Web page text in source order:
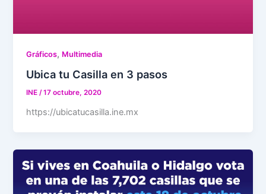
Gráficos, Multimedia
Ubica tu Casilla en 3 pasos
INE/17 octubre, 2020
https://ubicatucasilla.ine.mx